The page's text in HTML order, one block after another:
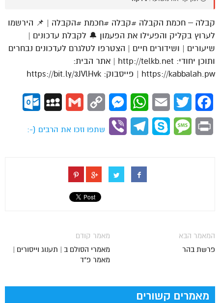
קבלה – חכמת הקבלה #קבלה #חכמת #הקבלה | 📌 הירשמו
לערוץ בקליק והפעילו את הפעמון 🔔 לקבלת עדכונים |
שיעורים | ושידורים חיים | הצטרפו לטלגרם לעדכונים נבחרים
ותוכן יחודי: http://telkb.net | אתר הבית:
https://kabbalah.pw | פייסבוק: https://bit.ly/3JVlHvk
Facebook
Twitter
Email
WhatsApp
Messenger
Copy
Gmail
MySpace
Print
Message
Skype
Telegram
Viber
שתפו וזכו את הרבים (-:
מאמר קודם
מאמרי הסולם ב | תענוג וייסורים |
מאמר פ"ד
המאמר הבא
פרשת בהר
מאמרים קשורים